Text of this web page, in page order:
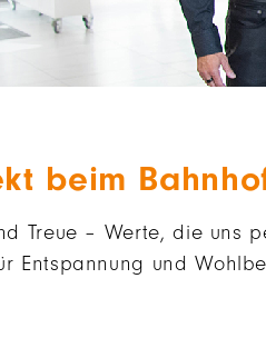
beim
Treue – Werte, die uns
Entspannung und